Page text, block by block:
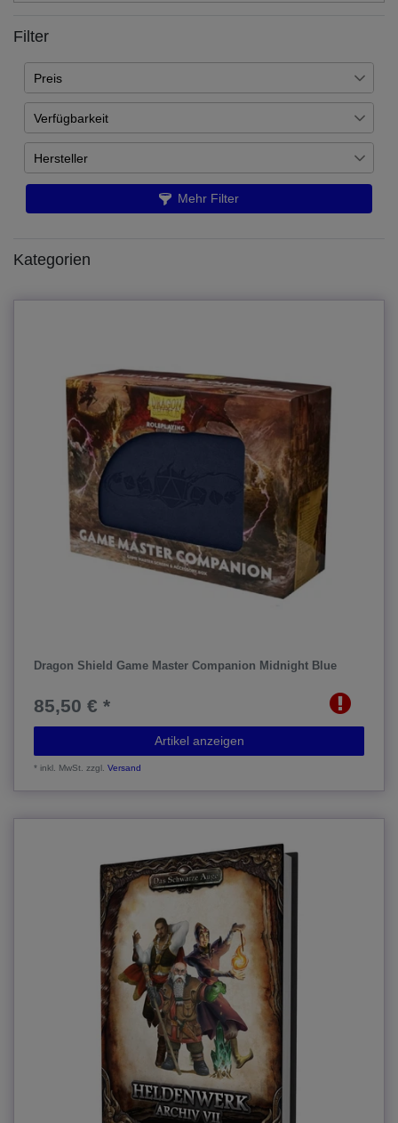
Filter
Preis
€ ― €
Übernehmen
Verfügbarkeit
Auf Lager
Artikel ist nachbestellt
Hersteller
Arcane Tinmen 9
Chessex
Mehr Filter
Kategorien
Dragon Shield Game Master Companion Midnight Blue
85,50 € *
Artikel anzeigen
*inkl. MwSt. zzgl.Versand